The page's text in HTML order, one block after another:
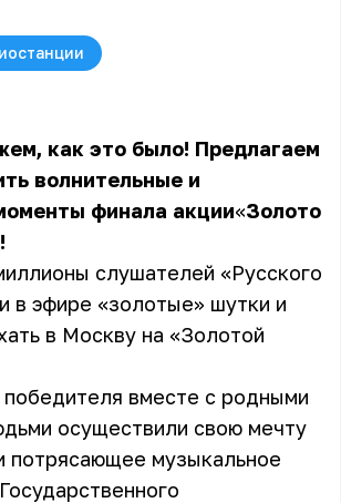
как это было! Предлагаем
волнительные и
финала акции«Золото
!
слушателей «Русского
в эфире «золотые» шутки и
в Москву на «Золотой
вместе с родными
осуществили свою мечту
потрясающее музыкальное